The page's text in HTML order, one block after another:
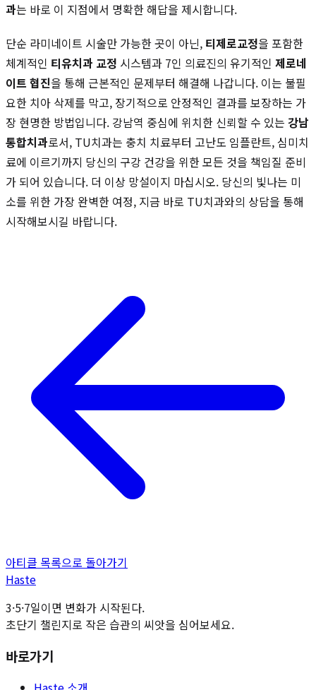
과는 바로 이 지점에서 명확한 해답을 제시합니다.
단순 라미네이트 시술만 가능한 곳이 아닌, 티제로교정을 포함한
체계적인 티유치과 교정 시스템과 7인 의료진의 유기적인 제로네
이트 협진을 통해 근본적인 문제부터 해결해 나갑니다. 이는 불필
요한 치아 삭제를 막고, 장기적으로 안정적인 결과를 보장하는 가
장 현명한 방법입니다. 강남역 중심에 위치한 신뢰할 수 있는 강남
통합치과로서, TU치과는 충치 치료부터 고난도 임플란트, 심미치
료에 이르기까지 당신의 구강 건강을 위한 모든 것을 책임질 준비
가 되어 있습니다. 더 이상 망설이지 마십시오. 당신의 빛나는 미
소를 위한 가장 완벽한 여정, 지금 바로 TU치과와의 상담을 통해
시작해보시길 바랍니다.
아티클 목록으로 돌아가기
Haste
3·5·7일이면 변화가 시작된다.
초단기 챌린지로 작은 습관의 씨앗을 심어보세요.
바로가기